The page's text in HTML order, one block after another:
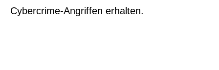
Cybercrime-Angriffen erhalten.